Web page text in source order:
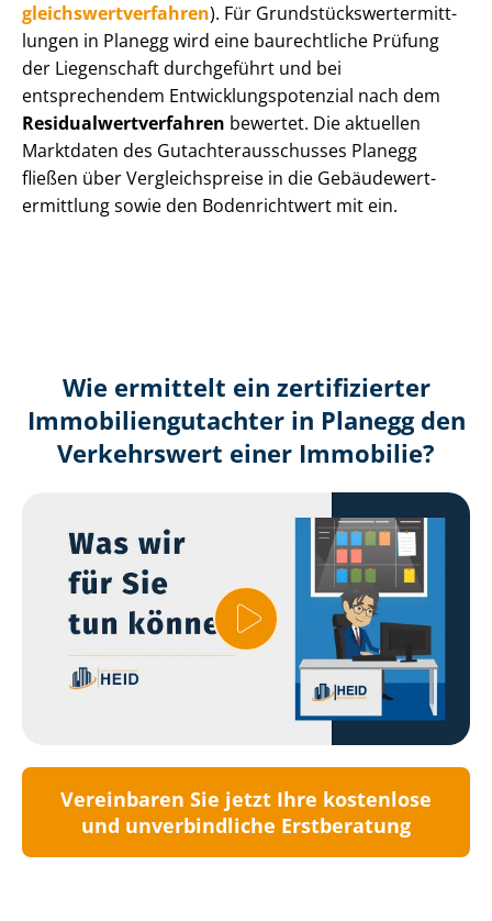
gleichs­wert­ver­fah­ren). Für Grund­stücks­wert­ermitt­
lun­gen in Planegg wird eine baurechtliche Prüfung
der Liegenschaft durchgeführt und bei
entsprechendem Ent­wick­lungs­po­ten­zi­al nach dem
Re­si­du­al­wert­ver­fah­ren bewertet. Die aktuellen
Marktdaten des Gut­ach­ter­aus­schus­ses Planegg
fließen über Ver­gleichs­prei­se in die Ge­bäu­de­wert­
ermitt­lung sowie den Bodenrichtwert mit ein.
Wie ermittelt ein zertifizierter
Immobilien­gutachter in Planegg den
Verkehrswert einer Immobilie?
Vereinbaren Sie jetzt Ihre kostenlose
und unverbindliche Erstberatung